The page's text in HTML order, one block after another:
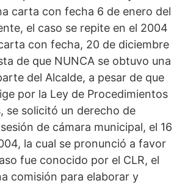
carta con fecha 6 de enero del
el caso se repite en el 2004
con fecha, 20 de diciembre
de que NUNCA se obtuvo una
del Alcalde, a pesar de que
por la Ley de Procedimientos
se solicitó un derecho de
de cámara municipal, el 16
la cual se pronunció a favor
fue conocido por el CLR, el
comisión para elaborar y